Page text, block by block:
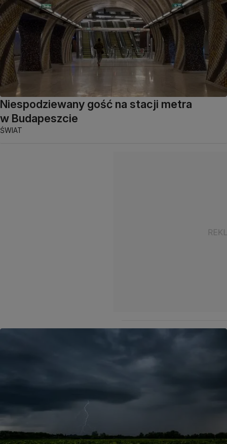
Niespodziewany gość na stacji metra
w Budapeszcie
ŚWIAT